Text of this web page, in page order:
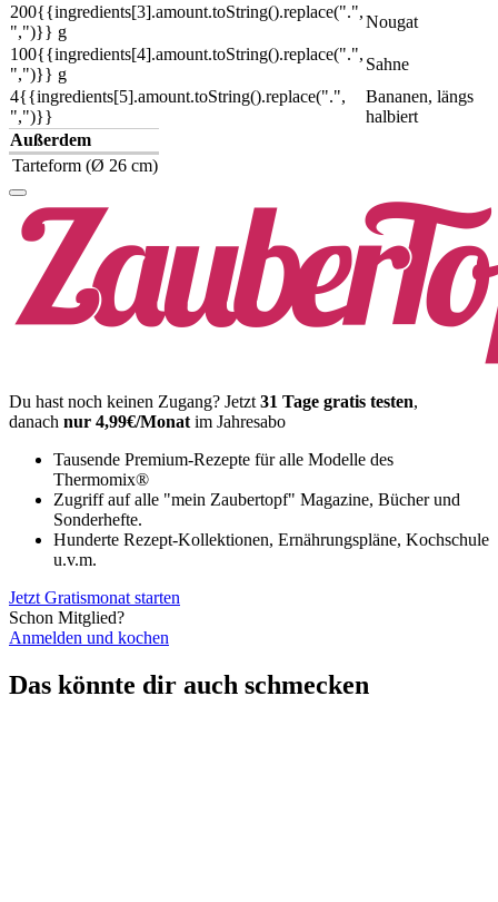
200{{ingredients[3].amount.toString().replace(".",
",")}} g
Nougat
100{{ingredients[4].amount.toString().replace(".",
",")}} g
Sahne
4{{ingredients[5].amount.toString().replace(".",
",")}}
Bananen, längs
halbiert
Außerdem
Tarteform (Ø 26 cm)
Du hast noch keinen Zugang? Jetzt 31 Tage gratis testen,
danach nur 4,99€/Monat im Jahresabo
Tausende Premium-Rezepte für alle Modelle des
Thermomix®
Zugriff auf alle "mein Zaubertopf" Magazine, Bücher und
Sonderhefte.
Hunderte Rezept-Kollektionen, Ernährungspläne, Kochschule
u.v.m.
Jetzt Gratismonat starten
Schon Mitglied?
Anmelden und kochen
Das könnte dir auch schmecken